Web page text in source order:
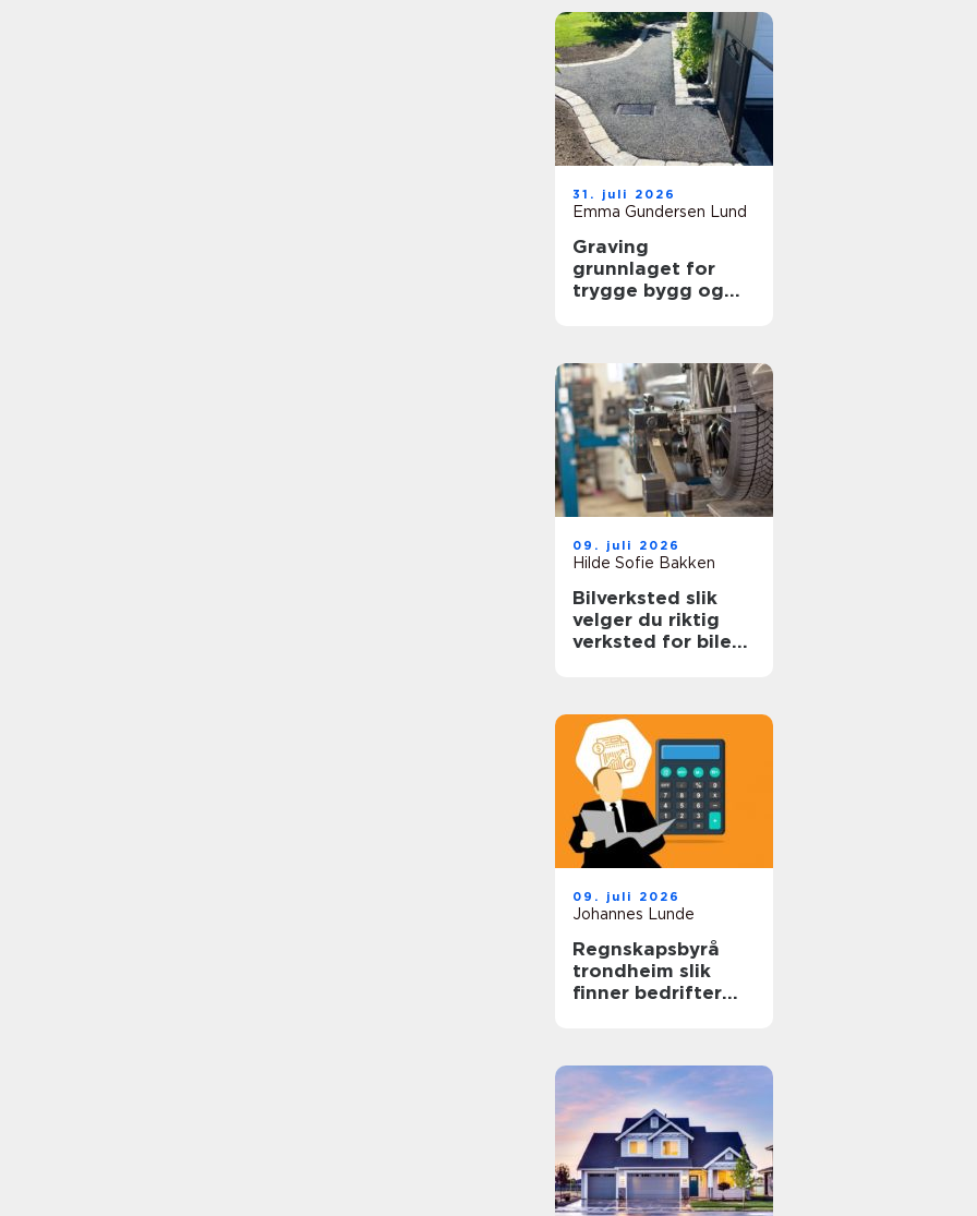
31. juli 2026
Emma Gundersen Lund
Graving
grunnlaget for
trygge bygg og
09. juli 2026
Hilde Sofie Bakken
Bilverksted slik
velger du riktig
verksted for bilen
09. juli 2026
Johannes Lunde
Regnskapsbyrå
trondheim slik
finner bedrifter